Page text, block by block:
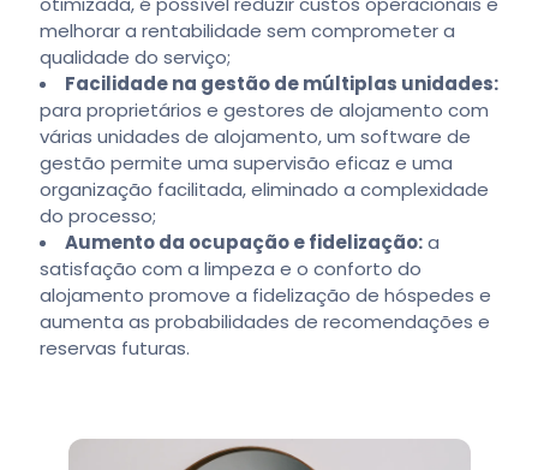
melhorar a rentabilidade sem comprometer a
qualidade do serviço;
Facilidade na gestão de múltiplas unidades:
para proprietários e gestores de alojamento com
várias unidades de alojamento, um software de
gestão permite uma supervisão eficaz e uma
organização facilitada, eliminado a complexidade
do processo;
Aumento da ocupação e fidelização:a
satisfação com a limpeza e o conforto do
alojamento promove a fidelização de hóspedes e
aumenta as probabilidades de recomendações e
reservas futuras.